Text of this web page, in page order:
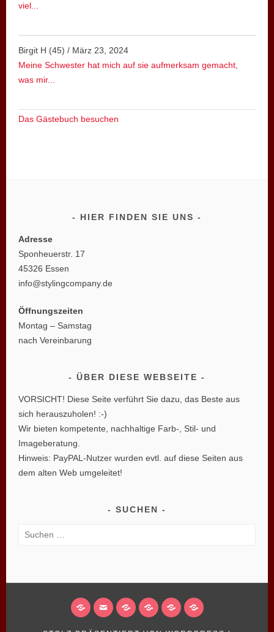
viel...
Birgit H (45) / März 23, 2024
Meine Schwester hat mich auf sie aufmerksam gemacht,
was mir...
Das Gästebuch besuchen
HIER FINDEN SIE UNS
Adresse
Sponheuerstr. 17
45326 Essen
info@stylingcompany.de
Öffnungszeiten
Montag – Samstag
nach Vereinbarung
ÜBER DIESE WEBSEITE
VORSICHT! Diese Seite verführt Sie dazu, das Beste aus
sich herauszuholen! :-)
Wir bieten kompetente, nachhaltige Farb-, Stil- und
Imageberatung.
Hinweis: PayPAL-Nutzer wurden evtl. auf diese Seiten aus
dem alten Web umgeleitet!
SUCHEN
Suchen